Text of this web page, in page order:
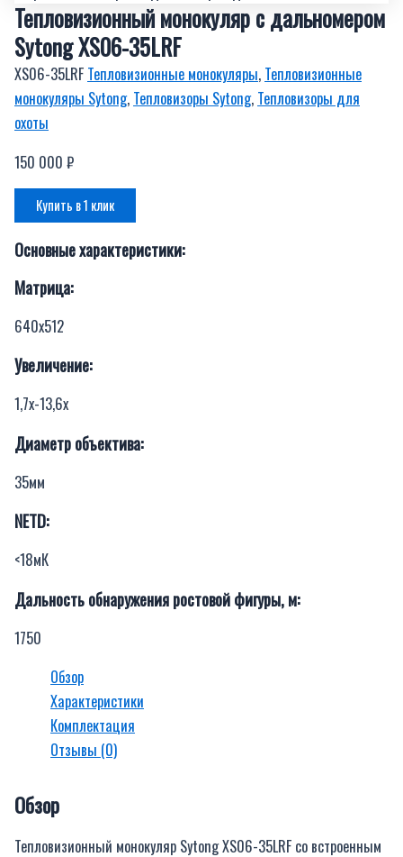
Тепловизионный монокуляр с дальномером
Sytong XS06-35LRF
XS06-35LRF Тепловизионные монокуляры, Тепловизионные
монокуляры Sytong, Тепловизоры Sytong, Тепловизоры для
охоты
150 000 ₽
Купить в 1 клик
Основные характеристики:
Матрица:
640х512
Увеличение:
1,7х-13,6х
Диаметр объектива:
35мм
NETD:
<18мК
Дальность обнаружения ростовой фигуры, м:
1750
Обзор
Характеристики
Комплектация
Отзывы (0)
Обзор
Тепловизионный монокуляр Sytong XS06-35LRF со встроенным